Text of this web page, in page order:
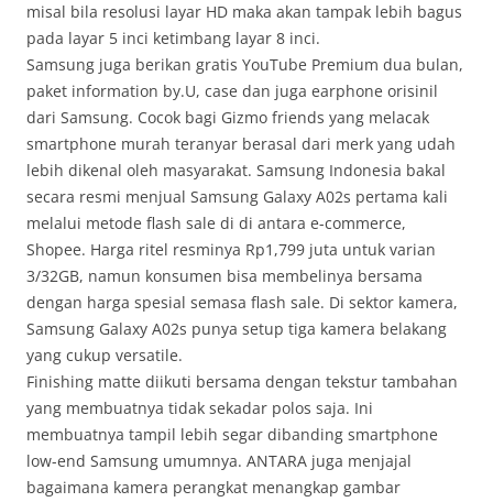
misal bila resolusi layar HD maka akan tampak lebih bagus
pada layar 5 inci ketimbang layar 8 inci.
Samsung juga berikan gratis YouTube Premium dua bulan,
paket information by.U, case dan juga earphone orisinil
dari Samsung. Cocok bagi Gizmo friends yang melacak
smartphone murah teranyar berasal dari merk yang udah
lebih dikenal oleh masyarakat. Samsung Indonesia bakal
secara resmi menjual Samsung Galaxy A02s pertama kali
melalui metode flash sale di di antara e-commerce,
Shopee. Harga ritel resminya Rp1,799 juta untuk varian
3/32GB, namun konsumen bisa membelinya bersama
dengan harga spesial semasa flash sale. Di sektor kamera,
Samsung Galaxy A02s punya setup tiga kamera belakang
yang cukup versatile.
Finishing matte diikuti bersama dengan tekstur tambahan
yang membuatnya tidak sekadar polos saja. Ini
membuatnya tampil lebih segar dibanding smartphone
low-end Samsung umumnya. ANTARA juga menjajal
bagaimana kamera perangkat menangkap gambar